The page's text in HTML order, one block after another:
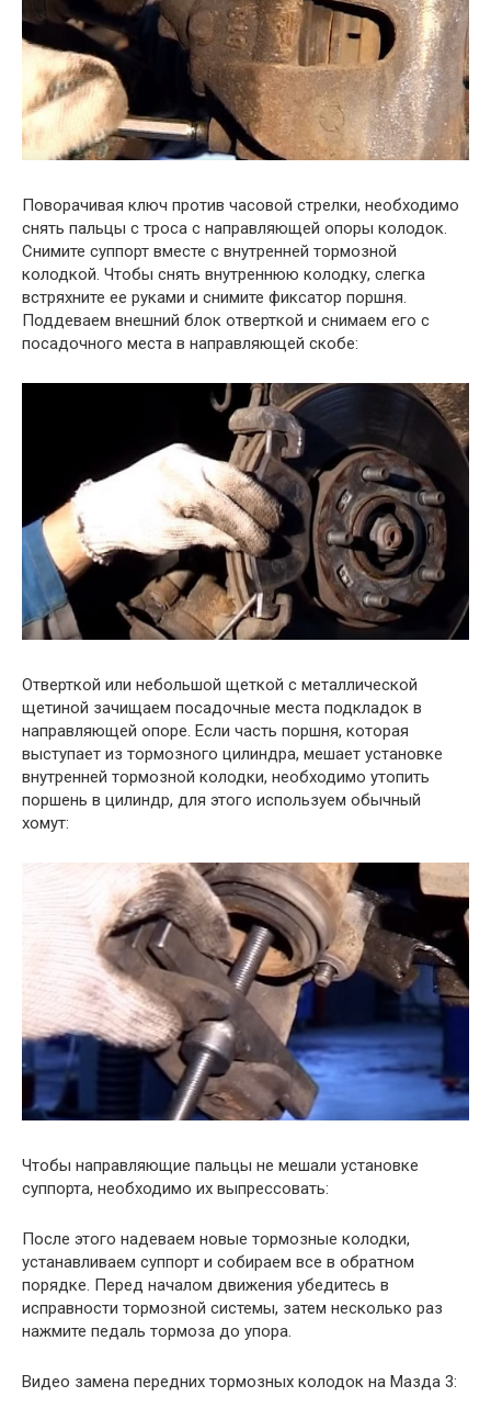
Поворачивая ключ против часовой стрелки, необходимо
снять пальцы с троса с направляющей опоры колодок.
Снимите суппорт вместе с внутренней тормозной
колодкой. Чтобы снять внутреннюю колодку, слегка
встряхните ее руками и снимите фиксатор поршня.
Поддеваем внешний блок отверткой и снимаем его с
посадочного места в направляющей скобе:
Отверткой или небольшой щеткой с металлической
щетиной зачищаем посадочные места подкладок в
направляющей опоре. Если часть поршня, которая
выступает из тормозного цилиндра, мешает установке
внутренней тормозной колодки, необходимо утопить
поршень в цилиндр, для этого используем обычный
хомут:
Чтобы направляющие пальцы не мешали установке
суппорта, необходимо их выпрессовать:
После этого надеваем новые тормозные колодки,
устанавливаем суппорт и собираем все в обратном
порядке. Перед началом движения убедитесь в
исправности тормозной системы, затем несколько раз
нажмите педаль тормоза до упора.
Видео замена передних тормозных колодок на Мазда 3: